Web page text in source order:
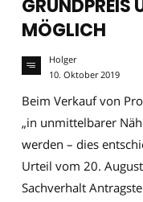
GRUNDPREIS
MÖGLICH
Holger
10. Oktober 2019
Beim Verkauf von
„in unmittelbarer
werden – dies
Urteil vom 20.
Sachverhalt